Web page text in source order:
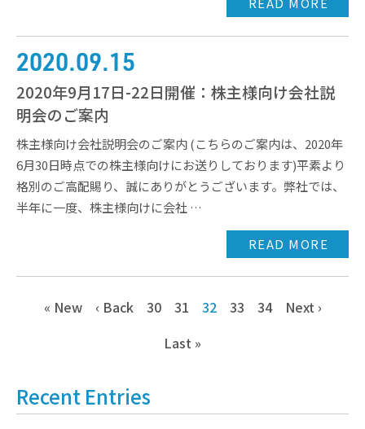
2020.09.15
2020年9月17日-22日開催：株主様向け会社説
明会のご案内
株主様向け会社説明会のご案内 (こちらのご案内は、2020年
6月30日時点での株主様向けにお送りしております)平素より
格別のご高配賜り、誠にありがとうございます。弊社では、
半年に一度、株主様向けに会社 …
READ MORE
« New ‹ Back 30 31 32 33 34
Next ›
Last »
Recent Entries